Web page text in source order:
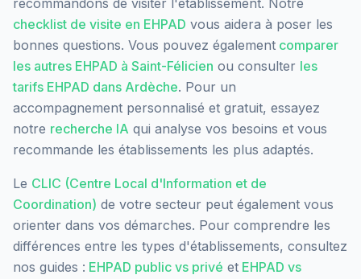
recommandons de visiter l'établissement. Notre
checklist de visite en EHPAD vous aidera à poser les
bonnes questions. Vous pouvez également comparer
les autres EHPAD à Saint-Félicien ou consulter les
tarifs EHPAD dans Ardèche. Pour un
accompagnement personnalisé et gratuit, essayez
notre recherche IA qui analyse vos besoins et vous
recommande les établissements les plus adaptés.
Le CLIC (Centre Local d'Information et de
Coordination) de votre secteur peut également vous
orienter dans vos démarches. Pour comprendre les
différences entre les types d'établissements, consultez
nos guides : EHPAD public vs privé et EHPAD vs